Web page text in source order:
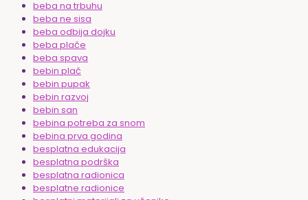
beba na trbuhu
beba ne sisa
beba odbija dojku
beba plače
beba spava
bebin plač
bebin pupak
bebin razvoj
bebin san
bebina potreba za snom
bebina prva godina
besplatna edukacija
besplatna podrška
besplatna radionica
besplatne radionice